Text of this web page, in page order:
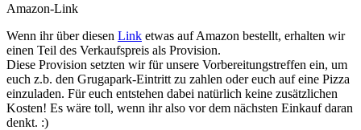
Amazon-Link
Wenn ihr über diesen Link etwas auf Amazon bestellt, erhalten wir
einen Teil des Verkaufspreis als Provision.
Diese Provision setzten wir für unsere Vorbereitungstreffen ein, um
euch z.b. den Grugapark-Eintritt zu zahlen oder euch auf eine Pizza
einzuladen. Für euch entstehen dabei natürlich keine zusätzlichen
Kosten! Es wäre toll, wenn ihr also vor dem nächsten Einkauf daran
denkt. :)